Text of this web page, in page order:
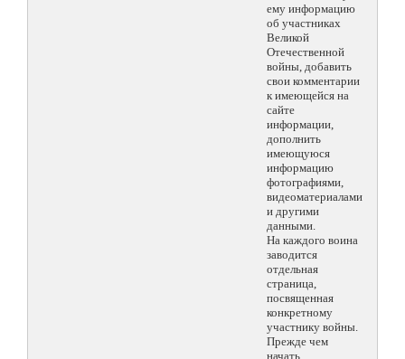
ему информацию
об участниках
Великой
Отечественной
войны, добавить
свои комментарии
к имеющейся на
сайте
информации,
дополнить
имеющуюся
информацию
фотографиями,
видеоматериалами
и другими
данными.
На каждого воина
заводится
отдельная
страница,
посвященная
конкретному
участнику войны.
Прежде чем
начать